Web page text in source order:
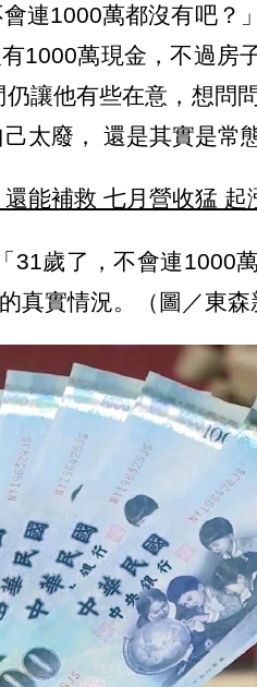
連1000萬都沒有吧？
1000萬現金，不過房
讓他有些在意，想問
太廢， 還是其實是常
能補救 七月營收猛 起
31歲了，不會連1000
真實情況。（圖／東森